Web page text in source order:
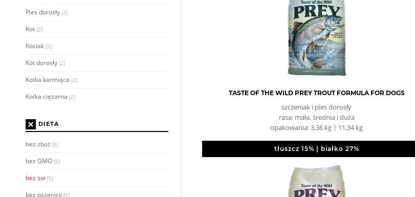
Pies dorosły [3]
Kot [2]
Kociak [2]
Kot dorosły [2]
Kotka karmiąca [2]
Kotka ciężarna [2]
× DIETA
bez zboż [5]
bez GMO [5]
bez soi [5]
bez pszenicy [5]
TASTE OF THE WILD PREY TROUT FORMULA FOR DOGS
szczeniak i pies dorosły
rasa: mała, średnia i duża
opakowania: 3,36 kg | 11,34 kg
tłuszcz 15% | białko 27%